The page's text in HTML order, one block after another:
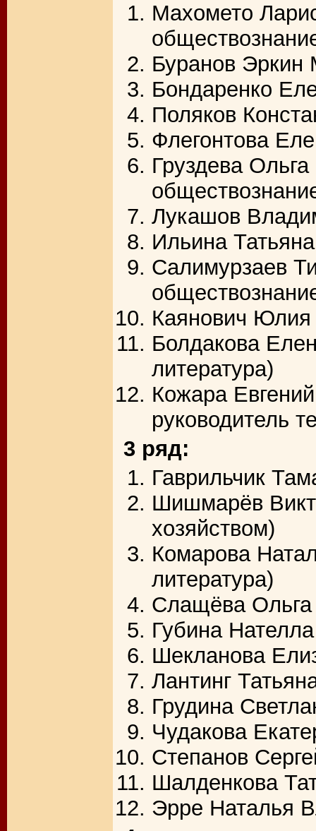
Махомето
Буранов
Бондаренко
Поляков
Флегонтова
Груздева
Лукашов
Ильина
Салимурзаев
Каянович Юлия
Болдакова
литература)
Кожара
руководитель
3 ряд:
Гаврильчик
Шишмарёв
хозяйством)
Комарова
литература)
Слащёва Ольга
Губина
Шекланова
Лантинг
Грудина
Чудакова
Степанов
Шалденкова
Эрре Наталья